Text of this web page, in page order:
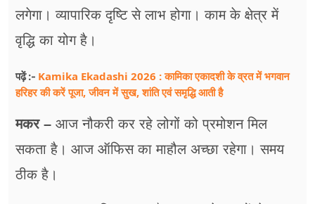
लगेगा। व्यापारिक दृष्टि से लाभ होगा। काम के क्षेत्र में
वृद्धि का योग है।
पढ़ें :- Kamika Ekadashi 2026 : कामिका एकादशी के व्रत में भगवान
हरिहर की करें पूजा, जीवन में सुख, शांति एवं समृद्धि आती है
मकर – आज नौकरी कर रहे लोगों को प्रमोशन मिल
सकता है। आज ऑफिस का माहौल अच्छा रहेगा। समय
ठीक है।